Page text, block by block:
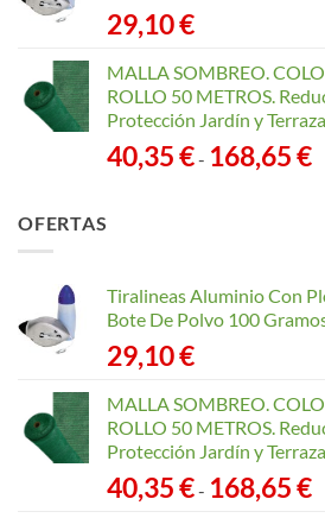
29,10€
MALLA SOMBREO.
ROLLO 50 METROS.
Protección Jardín y
40,35€- 168,65€
OFERTAS
Tiralineas Aluminio Con
Bote De Polvo 100
29,10€
MALLA SOMBREO.
ROLLO 50 METROS.
Protección Jardín y
40,35€- 168,65€